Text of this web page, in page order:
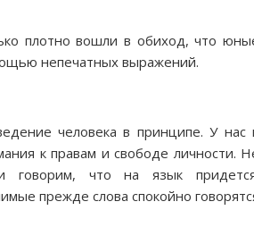
плотно вошли в обиход, что
непечатных выражений.
человека в принципе. У нас
к правам и свободе личности.
говорим, что на язык
прежде слова спокойно